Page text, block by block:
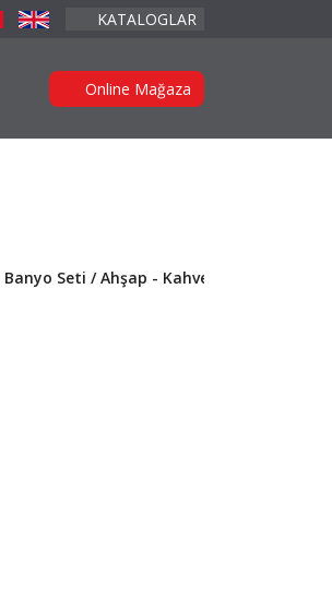
KATALOGLAR
Online Mağaza
Seti / Ahşap - Kahverengi